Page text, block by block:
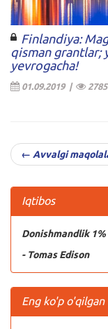
Finlandiya:
qisman grantlar;
yevrogacha!
01.09.2019 | 2785
← Avvalgi
Iqtibos
Donishmandlik
- Tomas Edison
Eng ko'p o'qilgan